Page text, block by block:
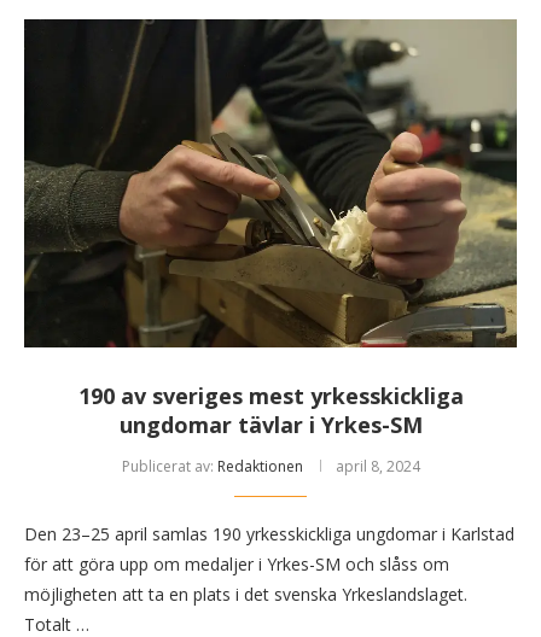
190 av sveriges mest yrkesskickliga
ungdomar tävlar i Yrkes-SM
Publicerat av: Redaktionen april 8, 2024
Den 23–25 april samlas 190 yrkesskickliga ungdomar i Karlstad
för att göra upp om medaljer i Yrkes-SM och slåss om
möjligheten att ta en plats i det svenska Yrkeslandslaget.
Totalt …